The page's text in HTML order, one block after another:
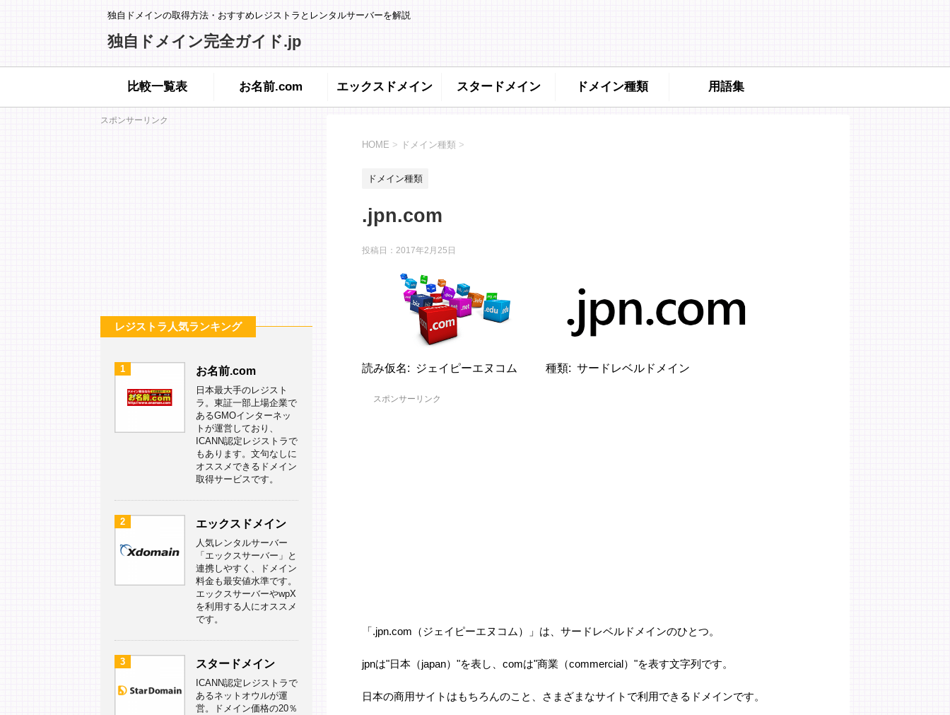
独自ドメインの取得方法・おすすめレジストラとレンタルサーバーを解説
独自ドメイン完全ガイド.jp
比較一覧表 お名前.com エックスドメイン スタードメイン ドメイン種類 用語集
HOME > ドメイン種類 >
ドメイン種類
.jpn.com
投稿日： 2017年2月25日
読み仮名 ジェイピーエヌコム 種類 サードレベルドメイン
スポンサーリンク
「.jpn.com（ジェイピーエヌコム）」は、サードレベルドメインのひとつ。
jpnは"日本（japan）"を表し、comは"商業（commercial）"を表す文字列です。
日本の商用サイトはもちろんのこと、さまざまなサイトで利用できるドメインです。
スポンサーリンク
レジストラ人気ランキング
1 お名前.com
日本最大手のレジスト
ラ。東証一部上場企業で
あるGMOインターネッ
トが運営しており、
ICANN認定レジストラで
もあります。文句なしに
オススメできるドメイン
取得サービスです。
2 エックスドメイン
人気レンタルサーバー
「エックスサーバー」と
連携しやすく、ドメイン
料金も最安値水準です。
エックスサーバーやwpX
を利用する人にオススメ
です。
3 スタードメイン
ICANN認定レジストラで
あるネットオウルが運
営。ドメイン価格の20％